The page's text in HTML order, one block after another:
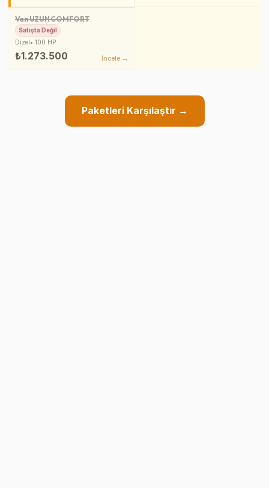
Van UZUN COMFORT
Satışta Değil
Dizel • 100 HP
₺1.273.500 İncele →
Paketleri Karşılaştır →